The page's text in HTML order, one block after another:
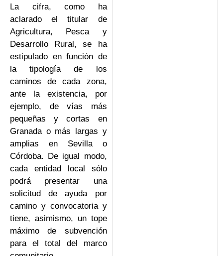
La cifra, como ha
aclarado el titular de
Agricultura, Pesca y
Desarrollo Rural, se ha
estipulado en función de
la tipología de los
caminos de cada zona,
ante la existencia, por
ejemplo, de vías más
pequeñas y cortas en
Granada o más largas y
amplias en Sevilla o
Córdoba. De igual modo,
cada entidad local sólo
podrá presentar una
solicitud de ayuda por
camino y convocatoria y
tiene, asimismo, un tope
máximo de subvención
para el total del marco